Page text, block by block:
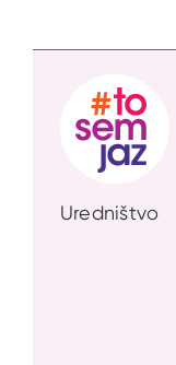
Uredništvo